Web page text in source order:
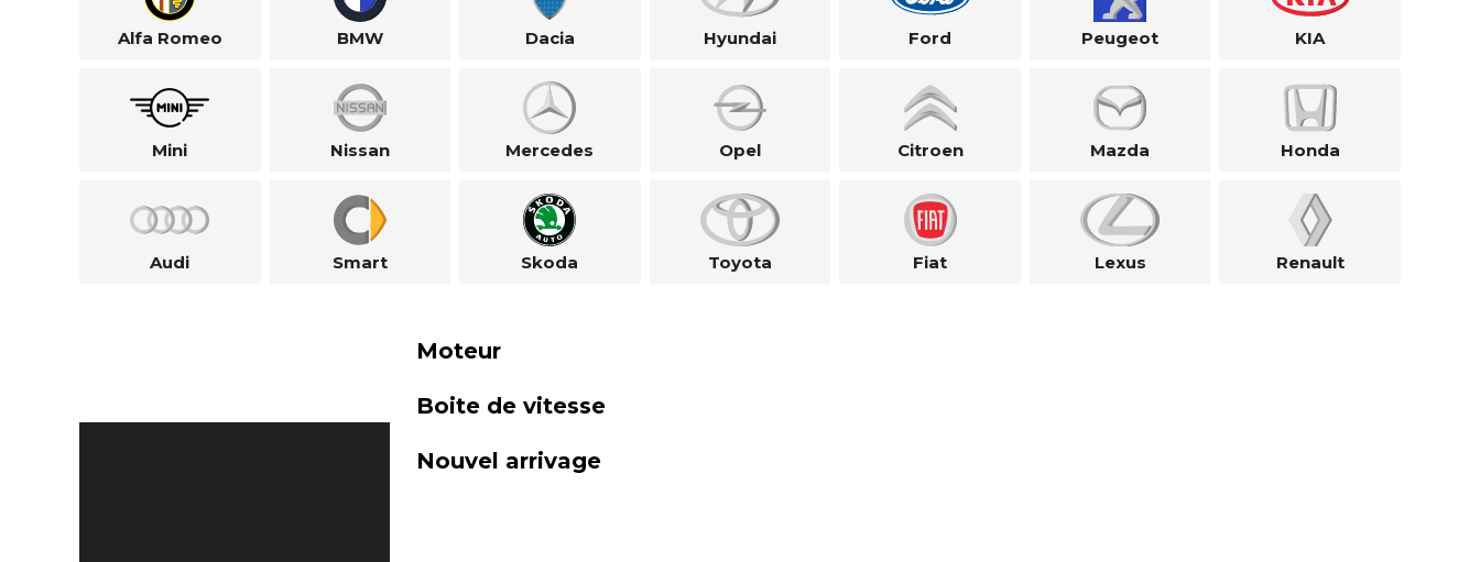
Alfa Romeo BMW Dacia Hyundai Ford Peugeot KIA
Mini Nissan Mercedes Opel Citroen Mazda Honda
Audi Smart Skoda Toyota Fiat Lexus Renault
Moteur
Boite de vitesse
Nouvel arrivage